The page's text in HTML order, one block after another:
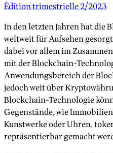
Édition trimestrielle 2/2023
In den letzten Jahren hat die
weltweit für Aufsehen
dabei vor allem im
mit der Blockchain-
Anwendungsbereich der
jedoch weit über
Blockchain-Technologie
Gegenstände, wie
Kunstwerke oder Uhren,
repräsentierbar gemacht